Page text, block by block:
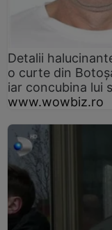
Detalii
o curte din
iar concubina lui
www.wowbiz.ro